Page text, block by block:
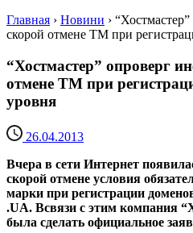
Главная › Новини ›
скорой отмене ТМ при
“Хостмастер” опроверг
отмене ТМ при
уровня
26.04.2013
Вчера в сети Интернет
скорой отмене условия
марки при регистрации
.UA. Всвязи с этим компания
была сделать официальное